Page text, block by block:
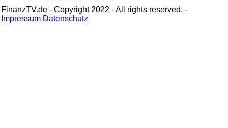
FinanzTV.de - Copyright 2022 - All rights reserved. -
Impressum Datenschutz